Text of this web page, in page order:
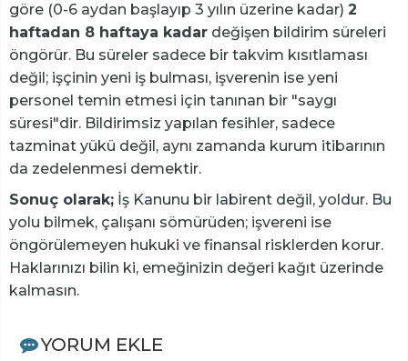
göre (0-6 aydan başlayıp 3 yılın üzerine kadar) 2
haftadan 8 haftaya kadar değişen bildirim süreleri
öngörür. Bu süreler sadece bir takvim kısıtlaması
değil; işçinin yeni iş bulması, işverenin ise yeni
personel temin etmesi için tanınan bir "saygı
süresi"dir. Bildirimsiz yapılan fesihler, sadece
tazminat yükü değil, aynı zamanda kurum itibarının
da zedelenmesi demektir.
Sonuç olarak; İş Kanunu bir labirent değil, yoldur. Bu
yolu bilmek, çalışanı sömürüden; işvereni ise
öngörülemeyen hukuki ve finansal risklerden korur.
Haklarınızı bilin ki, emeğinizin değeri kağıt üzerinde
kalmasın.
YORUM EKLE